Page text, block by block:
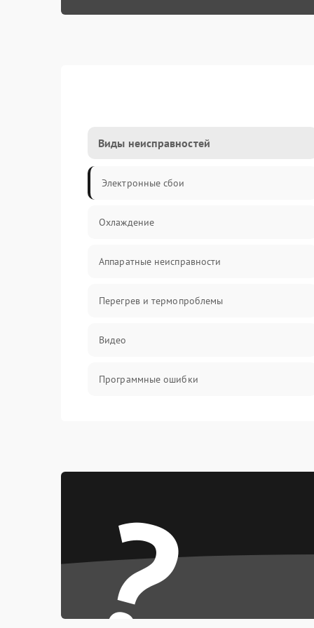
Виды неисправностей
Электронные сбои
Охлаждение
Аппаратные неисправности
Перегрев и термопроблемы
Видео
Программные ошибки
Питание
Электронные компоненты
?